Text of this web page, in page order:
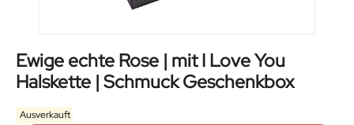
Ewige echte Rose | mit I Love You
Halskette | Schmuck Geschenkbox
Ausverkauft